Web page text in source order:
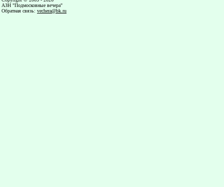
АЗН "Подмосковные вечера"
Обратная связь: vechera@bk.ru